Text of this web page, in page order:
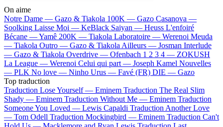
On aime
Notre Dame — Gazo & Tiakola 100K — Gazo Casanova —
Soolking Laisse Moi — KeBlack Saiyan — Heuss L'enfoiré
Bécane —Yamê 200K — Tiakola Laboratoire — Werenoi Meuda
— Tiakola Outro — Gazo & Tiakola Ailleurs — Josman Interlude
— Gazo & Tiakola Overdrive — Ofenbach 1 2 3 4 — ZOKUSH
La League — Werenoi Celui qui part — Joseph Kamel Nouvelles
— PLK No love — Ninho Urus — Favé (FR) DIE — Gazo
Top traduction
Traduction Lose Yourself — Eminem Traduction The Real Slim
Shady — Eminem Traduction Without Me — Eminem Traduction
Someone You Loved — Lewis Capaldi Traduction Another Love
— Tom Odell Traduction Mockingbird — Eminem Traduction Can't